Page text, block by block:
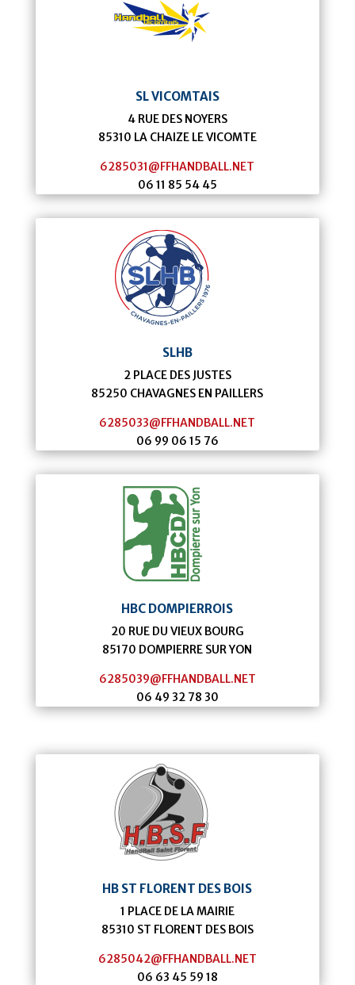
SL VICOMTAIS
4 RUE DES NOYERS
85310 LA CHAIZE LE VICOMTE
6285031@FFHANDBALL.NET
06 11 85 54 45
SLHB
2 PLACE DES JUSTES
85250 CHAVAGNES EN PAILLERS
6285033@FFHANDBALL.NET
06 99 06 15 76
HBC DOMPIERROIS
20 RUE DU VIEUX BOURG
85170 DOMPIERRE SUR YON
6285039@FFHANDBALL.NET
06 49 32 78 30
HB ST FLORENT DES BOIS
1 PLACE DE LA MAIRIE
85310 ST FLORENT DES BOIS
6285042@FFHANDBALL.NET
06 63 45 59 18